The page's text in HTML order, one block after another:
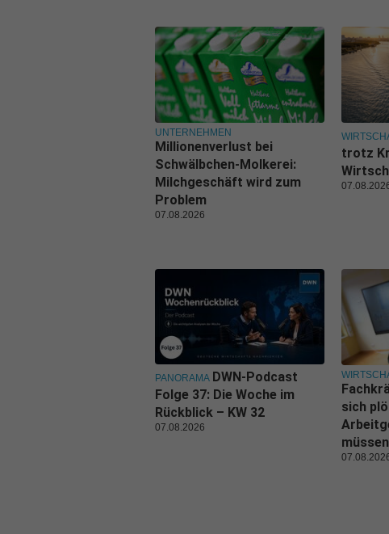
UNTERNEHMEN
Millionenverlust bei
Schwälbchen-Molkerei:
Milchgeschäft wird zum
Problem
07.08.2026
trotz
PANORAMA DWN-Podcast
Folge 37: Die Woche im
Rückblick – KW 32
07.08.2026
sich
müssen